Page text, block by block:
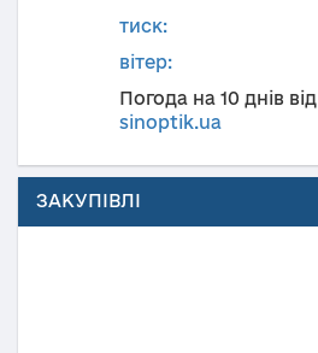
тиск:
вітер:
Погода на 10 днів від
sinoptik.ua
ЗАКУПІВЛІ